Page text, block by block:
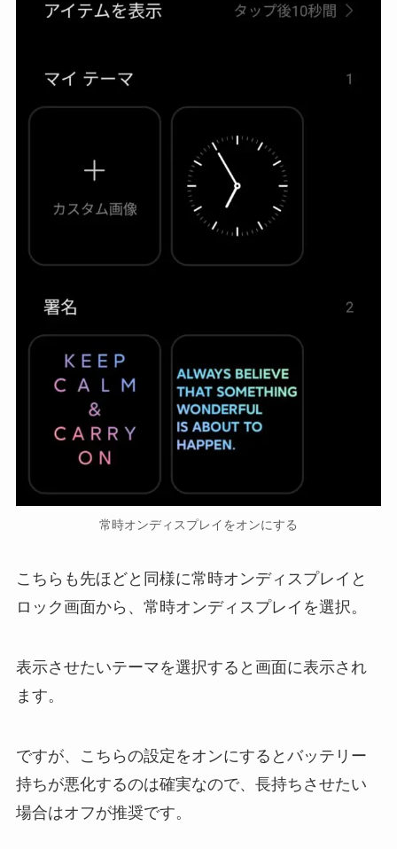
常時オンディスプレイをオンにする
こちらも先ほどと同様に常時オンディスプレイと
ロック画面から、常時オンディスプレイを選択。
表示させたいテーマを選択すると画面に表示され
ます。
ですが、こちらの設定をオンにするとバッテリー
持ちが悪化するのは確実なので、長持ちさせたい
場合はオフが推奨です。